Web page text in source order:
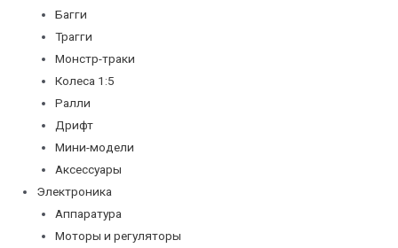
Багги
Трагги
Монстр-траки
Колеса 1:5
Ралли
Дрифт
Мини-модели
Аксессуары
Электроника
Аппаратура
Моторы и регуляторы